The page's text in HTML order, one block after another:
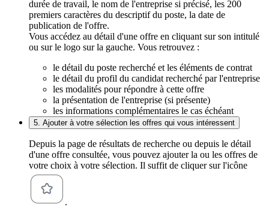
durée de travail, le nom de l'entreprise si précisé, les 200
premiers caractères du descriptif du poste, la date de
publication de l'offre.
Vous accédez au détail d'une offre en cliquant sur son intitulé
ou sur le logo sur la gauche. Vous retrouvez :
le détail du poste recherché et les éléments de contrat
le détail du profil du candidat recherché par l'entreprise
les modalités pour répondre à cette offre
la présentation de l'entreprise (si présente)
les informations complémentaires le cas échéant
5. Ajouter à votre sélection les offres qui vous intéressent
Depuis la page de résultats de recherche ou depuis le détail
d'une offre consultée, vous pouvez ajouter la ou les offres de
votre choix à votre sélection. Il suffit de cliquer sur l'icône
.